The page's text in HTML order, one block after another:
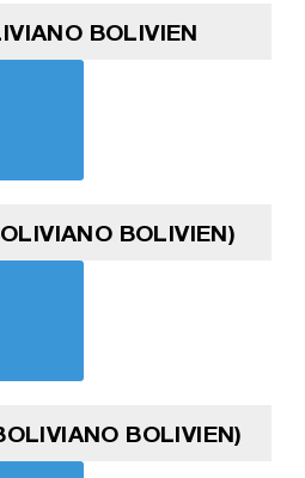
BOLIVIEN
BOLIVIEN)
BOLIVIEN)